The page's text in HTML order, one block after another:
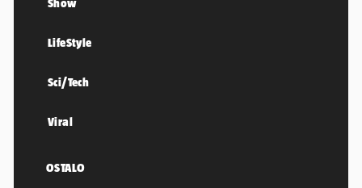
Show
LifeStyle
Sci/Tech
Viral
OSTALO